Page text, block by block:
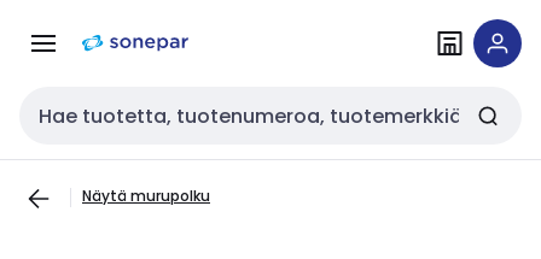
navigointiinsisältöön
Haku
Näytä murupolku